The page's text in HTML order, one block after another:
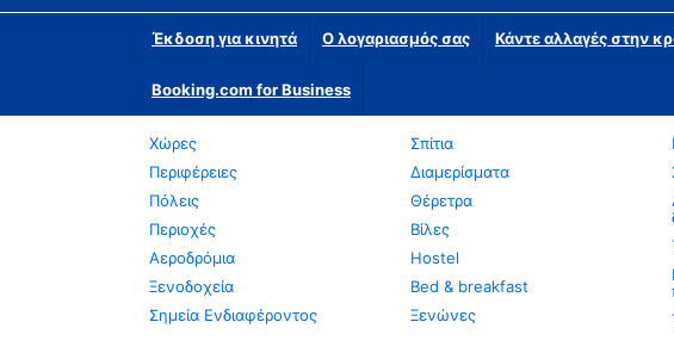
Έκδοση για κινητά Ο λογαριασμός σας Κάντε αλλαγές στην
Booking.com for Business
Χώρες
Περιφέρειες
Πόλεις
Περιοχές
Αεροδρόμια
Ξενοδοχεία
Σημεία Ενδιαφέροντος
Σπίτια
Διαμερίσματα
Θέρετρα
Βίλες
Hostel
Bed & breakfast
Ξενώνες